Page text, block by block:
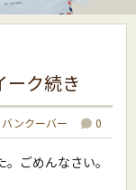
ーク続き
バンクーバー 0
ごめんなさい。